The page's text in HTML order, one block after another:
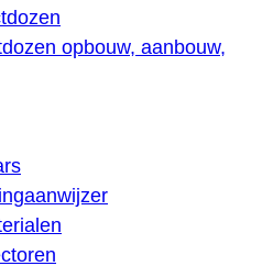
opbouw, aanbouw,